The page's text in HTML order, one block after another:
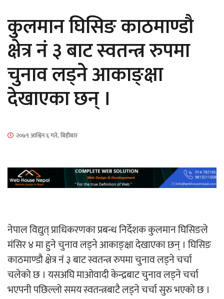
माताकाे नाममा गलत गतिविधि गर्ने थापा प्रहरी
नियन्त्रणमा
‘ईयुमा डट कम’ले बुधबारदेखि आफ्नो
औपचारिक सेवा सञ्चालनमा
कुलमान घिसिङ काठमाण्डौ
क्षेत्र नं ३ बाट स्वतन्त्र रुपमा
चुनाव लड्ने आकाङ्क्षा
देखाएका छन् ।
२०७९ आश्विन ६ गते, बिहीबार
नेपाल विद्युत् प्राधिकरणका प्रबन्ध निर्देशक कुलमान घिसिङले
मंसिर ४ मा हुने चुनाव लड्ने आकाङ्क्षा देखाएका छन् । घिसिङ
काठमाण्डौ क्षेत्र नं ३ बाट स्वतन्त्र रुपमा चुनाव लड्ने चर्चा
चलेको छ । यसअघि माओवादी केन्द्रबाट चुनाव लड्ने चर्चा
भएपनी पछिल्लो समय स्वतन्त्रबाटै लड्ने चर्चा सुरु भएको छ ।